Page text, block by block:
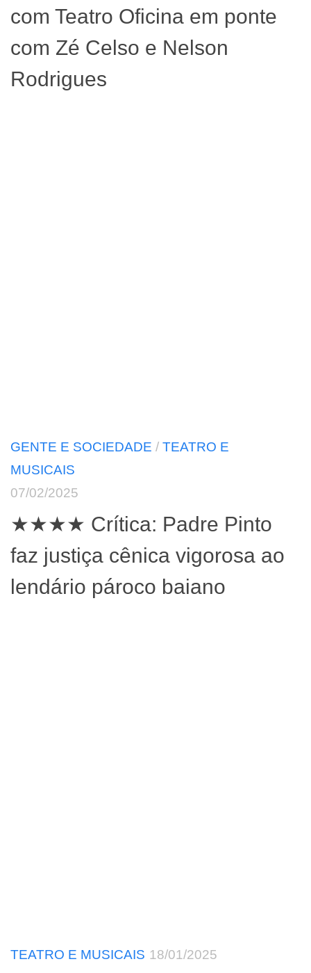
com Teatro Oficina em ponte
com Zé Celso e Nelson
Rodrigues
GENTE E SOCIEDADE / TEATRO E
MUSICAIS
07/02/2025
★★★★ Crítica: Padre Pinto
faz justiça cênica vigorosa ao
lendário pároco baiano
TEATRO E MUSICAIS 18/01/2025